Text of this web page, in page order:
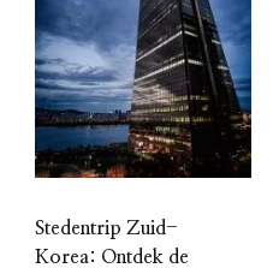
Stedentrip Zuid-
Korea: Ontdek de